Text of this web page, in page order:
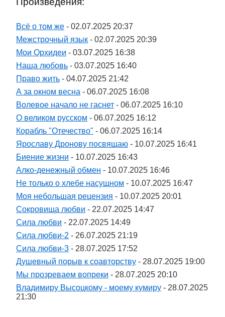
Всё о том же - 02.07.2025 20:37
Межстрочный язык - 02.07.2025 20:39
Мои Орхидеи - 03.07.2025 16:38
Наша любовь - 03.07.2025 16:40
Право жить - 04.07.2025 21:42
А за окном весна - 06.07.2025 16:08
Волевое начало не гаснет - 06.07.2025 16:10
О великом русском - 06.07.2025 16:12
Корабль "Отечество" - 06.07.2025 16:14
Ярославу Дронову посвящаю - 10.07.2025 16:41
Биение жизни - 10.07.2025 16:43
Алко-денежный обмен - 10.07.2025 16:46
Не только о хлебе насущном - 10.07.2025 16:47
Моя небольшая рецензия - 10.07.2025 20:01
Сокровища любви - 22.07.2025 14:47
Сила любви - 22.07.2025 14:49
Сила любви-2 - 26.07.2025 21:19
Сила любви-3 - 28.07.2025 17:52
Душевный порыв к соавторству - 28.07.2025 19:00
Мы прозреваем вопреки - 28.07.2025 20:10
Владимиру Высоцкому - моему кумиру - 28.07.2025
21:30